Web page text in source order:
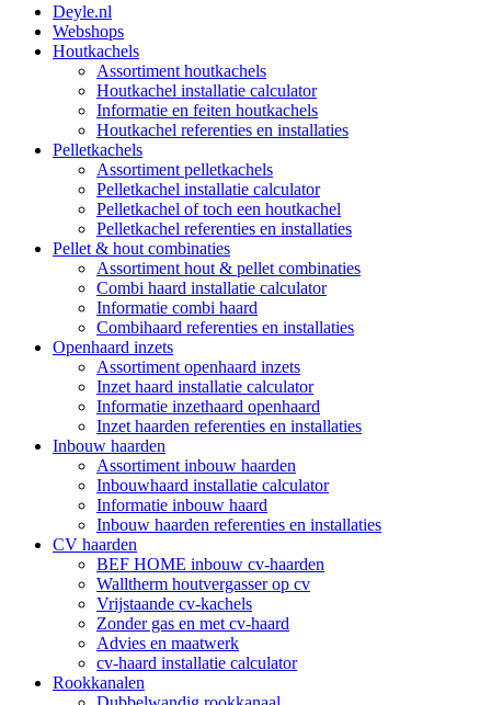
Deyle.nl
Webshops
Houtkachels
Assortiment houtkachels
Houtkachel installatie calculator
Informatie en feiten houtkachels
Houtkachel referenties en installaties
Pelletkachels
Assortiment pelletkachels
Pelletkachel installatie calculator
Pelletkachel of toch een houtkachel
Pelletkachel referenties en installaties
Pellet & hout combinaties
Assortiment hout & pellet combinaties
Combi haard installatie calculator
Informatie combi haard
Combihaard referenties en installaties
Openhaard inzets
Assortiment openhaard inzets
Inzet haard installatie calculator
Informatie inzethaard openhaard
Inzet haarden referenties en installaties
Inbouw haarden
Assortiment inbouw haarden
Inbouwhaard installatie calculator
Informatie inbouw haard
Inbouw haarden referenties en installaties
CV haarden
BEF HOME inbouw cv-haarden
Walltherm houtvergasser op cv
Vrijstaande cv-kachels
Zonder gas en met cv-haard
Advies en maatwerk
cv-haard installatie calculator
Rookkanalen